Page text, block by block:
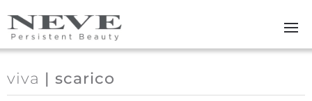
Skip to main content
viva | scarico